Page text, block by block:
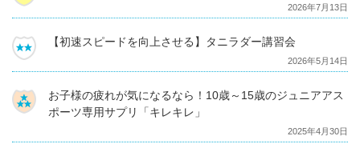
2026年7月13日
【初速スピードを向上させる】タニラダー講習会
2026年5月14日
お子様の疲れが気になるなら！10歳～15歳のジュニアアス
ポーツ専用サプリ「キレキレ」
2025年4月30日